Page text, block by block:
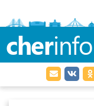
cherinfo